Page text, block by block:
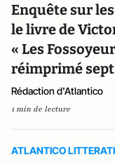
Enquête sur
le livre de
« Les
réimprimé
Rédaction d'Atlantico
1 min de lecture
ATLANTICO LITTERATI